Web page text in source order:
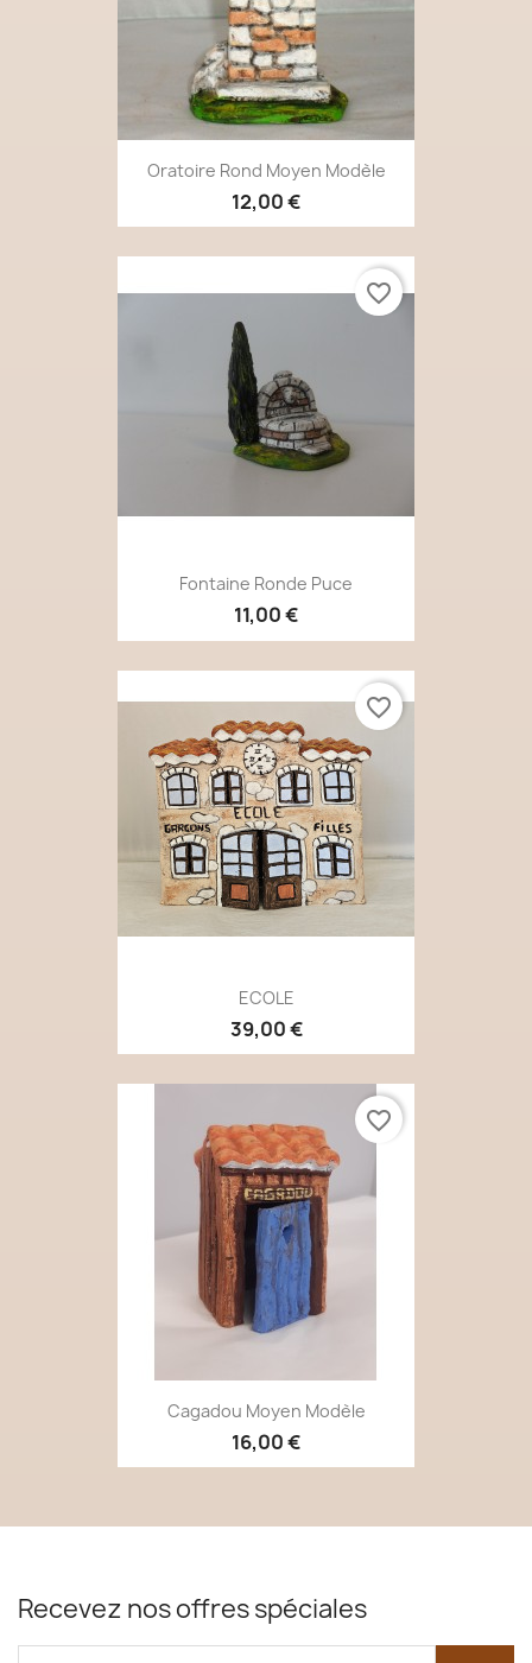
Oratoire Rond Moyen Modèle
12,00 €
Fontaine Ronde Puce
11,00 €
favorite_border
ECOLE
39,00 €
favorite_border
Cagadou Moyen Modèle
16,00 €
favorite_border
Recevez nos offres spéciales